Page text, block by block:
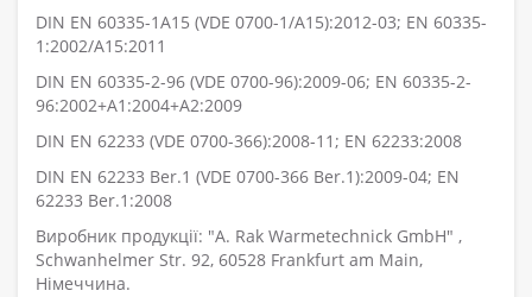
DIN EN 60335-1A15 (VDE 0700-1/A15):2012-03; EN 60335-
1:2002/A15:2011
DIN EN 60335-2-96 (VDE 0700-96):2009-06; EN 60335-2-
96:2002+A1:2004+A2:2009
DIN EN 62233 (VDE 0700-366):2008-11; EN 62233:2008
DIN EN 62233 Ber.1 (VDE 0700-366 Ber.1):2009-04; EN
62233 Ber.1:2008
Виробник продукції: "A. Rak Warmetechnick GmbH" ,
Schwanhelmer Str. 92, 60528 Frankfurt am Main,
Німеччина.